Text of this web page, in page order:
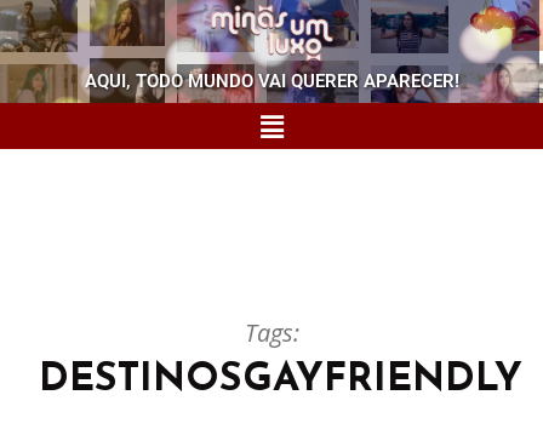
AQUI, TODO MUNDO VAI QUERER APARECER!
Tags:
DESTINOSGAYFRIENDLY